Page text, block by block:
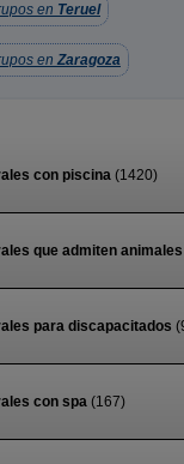
en Teruel
en Zaragoza
con piscina (1420)
que admiten animales
para discapacitados
con spa (167)